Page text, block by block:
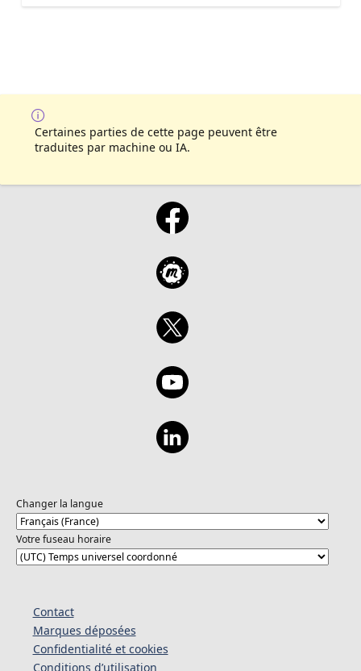
Certaines parties de cette page peuvent être
traduites par machine ou IA.
Changer la langue
Votre fuseau horaire
Contact
Marques déposées
Confidentialité et cookies
Conditions d’utilisation